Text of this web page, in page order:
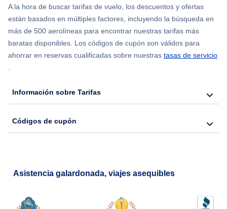
A la hora de buscar tarifas de vuelo, los descuentos y ofertas
están basados en múltiples factores, incluyendo la búsqueda en
más de 500 aerolíneas para encontrar nuestras tarifas más
baratas disponibles. Los códigos de cupón son válidos para
ahorrar en reservas cualificadas sobre nuestras tasas de servicio
.
Información sobre Tarifas
Códigos de cupón
Asistencia galardonada, viajes asequibles